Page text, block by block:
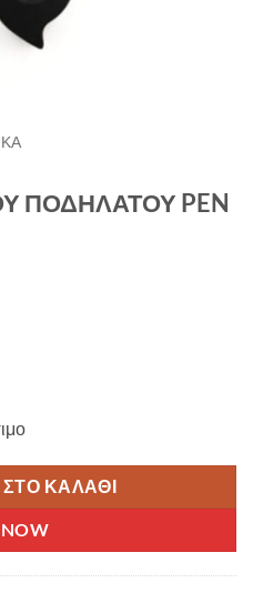
ΠΟΔΗΛΑΤΟΥ PEN
ΚΑΛΆΘΙ
NOW